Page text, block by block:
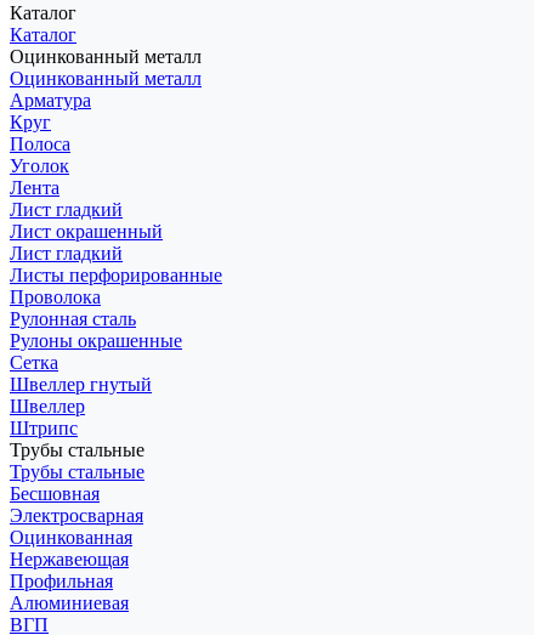
Каталог
Каталог
Оцинкованный металл
Оцинкованный металл
Арматура
Круг
Полоса
Уголок
Лента
Лист гладкий
Лист окрашенный
Лист гладкий
Листы перфорированные
Проволока
Рулонная сталь
Рулоны окрашенные
Сетка
Швеллер гнутый
Швеллер
Штрипс
Трубы стальные
Трубы стальные
Бесшовная
Электросварная
Оцинкованная
Нержавеющая
Профильная
Алюминиевая
ВГП